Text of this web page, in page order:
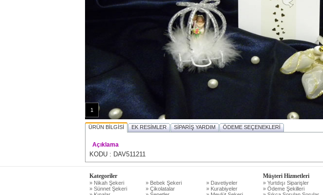
1
ÜRÜN BİLGİSİ EK RESİMLER SİPARİŞ YARDIM ÖDEME SEÇENEKLERİ
Açıklama
KODU : DAV511211
Kategoriler
» Nikah Şekeri » Bebek Şekeri
» Davetiyeler
» Sünnet Şekeri
» Çikolatalar
» Kurabiyeler
Müşteri Hizmetleri
» Yurtdışı Siparişler
» Ödeme Şekilleri